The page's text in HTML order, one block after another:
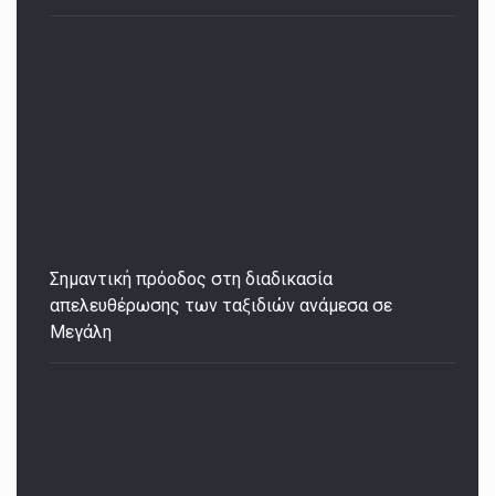
Σημαντική πρόοδος στη διαδικασία
απελευθέρωσης των ταξιδιών ανάμεσα σε
Μεγάλη